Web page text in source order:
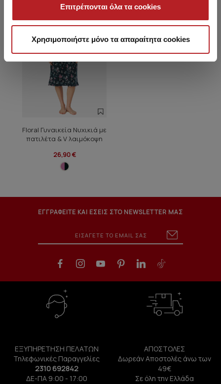
Επιτρέπονται όλα τα cookies
Χρησιμοποιήστε μόνο τα απαραίτητα cookies
Floral Γυναικεία Νυχικιά με
πατιλέτα & V λαιμόκοψη
26,90 €
ΕΓΓΡΑΦΕΙΤΕ ΚΑΙ ΕΣΕΙΣ ΣΤΟ NEWSLETTER ΜΑΣ
ΕΞΥΠΗΡΕΤΗΣΗ ΠΕΛΑΤΩΝ
Τηλεφωνικές Παραγγελίες
2310 692842
ΔΕ-ΠΑ 9:00 - 17:00
ΑΠΟΣΤΟΛΕΣ
Δωρεάν Αποστολές άνω των
49€
Σε όλη την Ελλάδα